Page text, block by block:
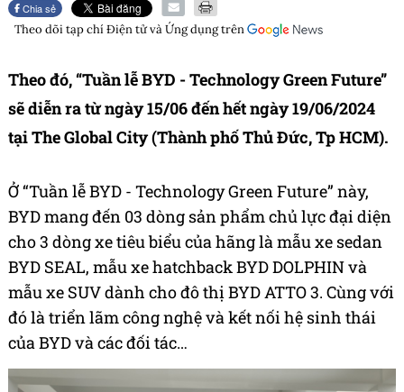
Chia sẻ
Theo dõi tạp chíĐiện tử và Ứng dụngtrên
Theo đó, “Tuần lễ BYD - Technology Green Future”
sẽ diễn ra từ ngày 15/06 đến hết ngày 19/06/2024
tại The Global City (Thành phố Thủ Đức, Tp HCM).
Ở “Tuần lễ BYD - Technology Green Future” này,
BYD mang đến 03 dòng sản phẩm chủ lựcđạidiện
cho 3 dòng xe tiêu biểu của hãng là mẫu xe sedan
BYD SEAL, mẫu xe hatchback BYD DOLPHIN và
mẫu xe SUV dành cho đô thị BYD ATTO 3. Cùng với
đó là triển lãm công nghệ và kết nối hệ sinh thái
của BYD và các đối tác…